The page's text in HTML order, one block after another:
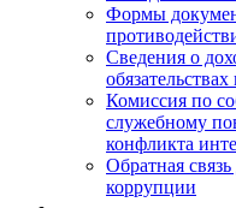
Формы
Сведения о
Комиссия по
служебному
конфликта
Обратная
коррупции